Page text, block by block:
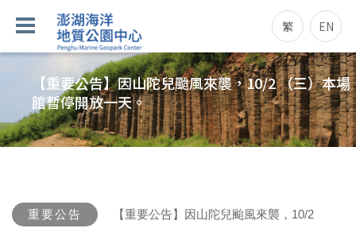
繁 EN
【重要公告】因山陀兒颱風來襲，10/2 （三）本場
館暫停開放一天。
重要公告
【重要公告】因山陀兒颱風來襲，10/2